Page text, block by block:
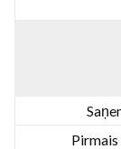
Pirmais